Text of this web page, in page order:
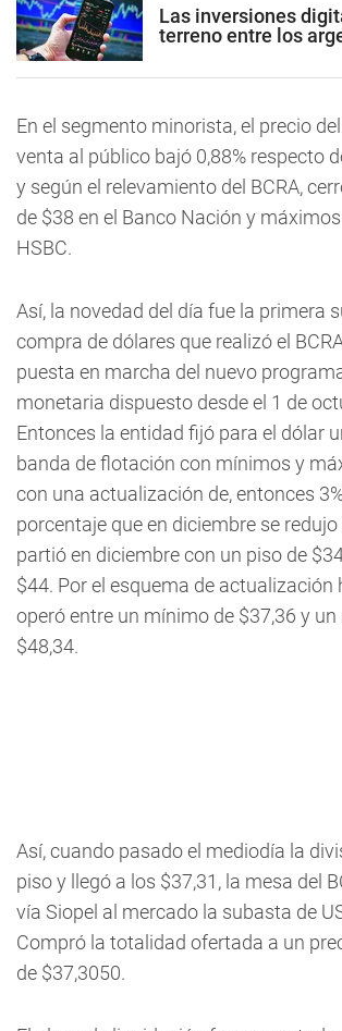
Las inversiones
terreno entre los
En el segmento minorista, el precio
venta al público bajó 0,88% respecto
y según el relevamiento del BCRA,
de $38 en el Banco Nación y máximos
HSBC.
Así, la novedad del día fue la primera
compra de dólares que realizó el
puesta en marcha del nuevo
monetaria dispuesto desde el 1 de
Entonces la entidad fijó para el dólar
banda de flotación con mínimos y
con una actualización de, entonces
porcentaje que en diciembre se redujo
partió en diciembre con un piso de
$44. Por el esquema de actualización
operó entre un mínimo de $37,36 y
$48,34.
Así, cuando pasado el mediodía la
piso y llegó a los $37,31, la mesa del
vía Siopel al mercado la subasta de
Compró la totalidad ofertada a un
de $37,3050.